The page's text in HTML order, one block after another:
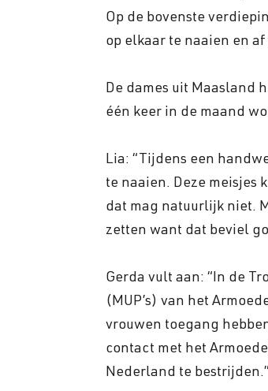
Op de bovenste
op elkaar te naaien en
De dames uit Maasland
één keer in de maand
Lia: “Tijdens een
te naaien. Deze meisjes
dat mag natuurlijk niet.
zetten want dat beviel
Gerda vult aan: “In de
(MUP’s) van het
vrouwen toegang
contact met het
Nederland te bestrijden.”